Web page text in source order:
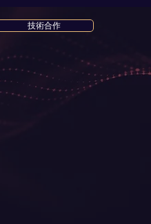
技術合作